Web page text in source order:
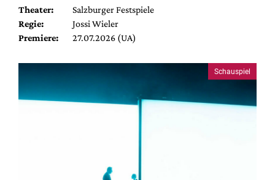
Theater:
Salzburger Festspiele
Regie:
Jossi Wieler
Premiere:
27.07.2026 (UA)
Schauspiel